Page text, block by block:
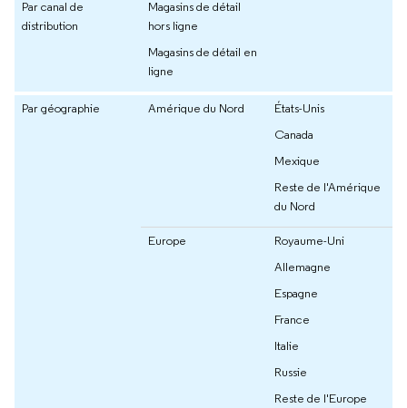
Par canal de
distribution
Magasins de détail
hors ligne
Magasins de détail en
ligne
Par géographie Amérique du Nord
États-Unis
Canada
Mexique
Reste de l'Amérique
du Nord
Europe
Royaume-Uni
Allemagne
Espagne
France
Italie
Russie
Reste de l'Europe